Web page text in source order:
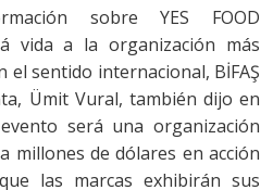
sobre YES FOOD
vida a la organización más
sentido internacional, BİFAŞ
Ümit Vural, también dijo en
será una organización
millones de dólares en acción
las marcas exhibirán sus